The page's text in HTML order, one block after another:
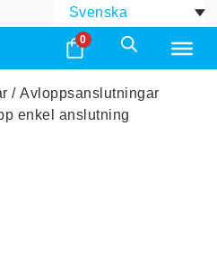
Svenska
0
/ Avloppsanslutningar
enkel anslutning